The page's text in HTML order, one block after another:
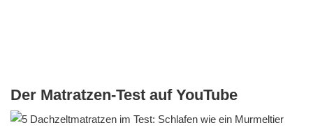
Der Matratzen-Test auf YouTube